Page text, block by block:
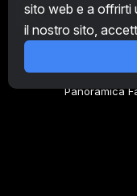
sito web e a offrirti
il nostro sito,
Panoramica